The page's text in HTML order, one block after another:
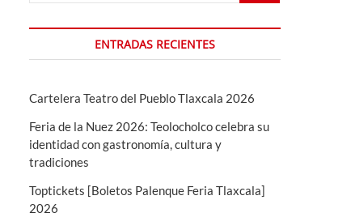
d
e
ENTRADAS RECIENTES
Cartelera Teatro del Pueblo Tlaxcala 2026
Feria de la Nuez 2026: Teolocholco celebra su
identidad con gastronomía, cultura y
tradiciones
Toptickets [Boletos Palenque Feria Tlaxcala]
2026